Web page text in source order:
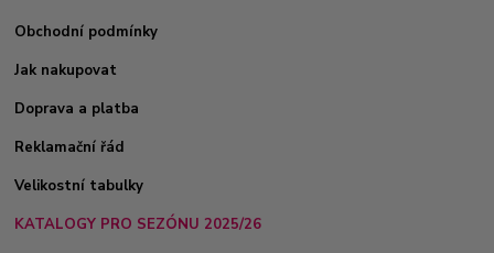
Obchodní podmínky
Jak nakupovat
Doprava a platba
Reklamační řád
Velikostní tabulky
KATALOGY PRO SEZÓNU 2025/26